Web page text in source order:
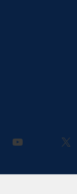
youtube X